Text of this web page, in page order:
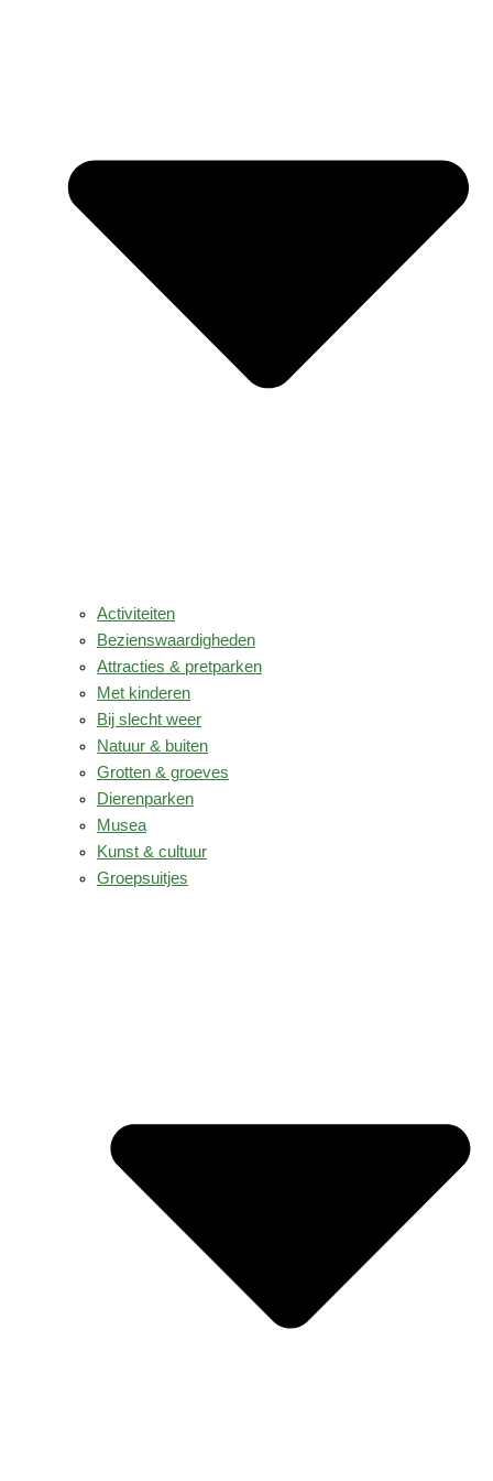
Activiteiten
Bezienswaardigheden
Attracties & pretparken
Met kinderen
Bij slecht weer
Natuur & buiten
Grotten & groeves
Dierenparken
Musea
Kunst & cultuur
Groepsuitjes